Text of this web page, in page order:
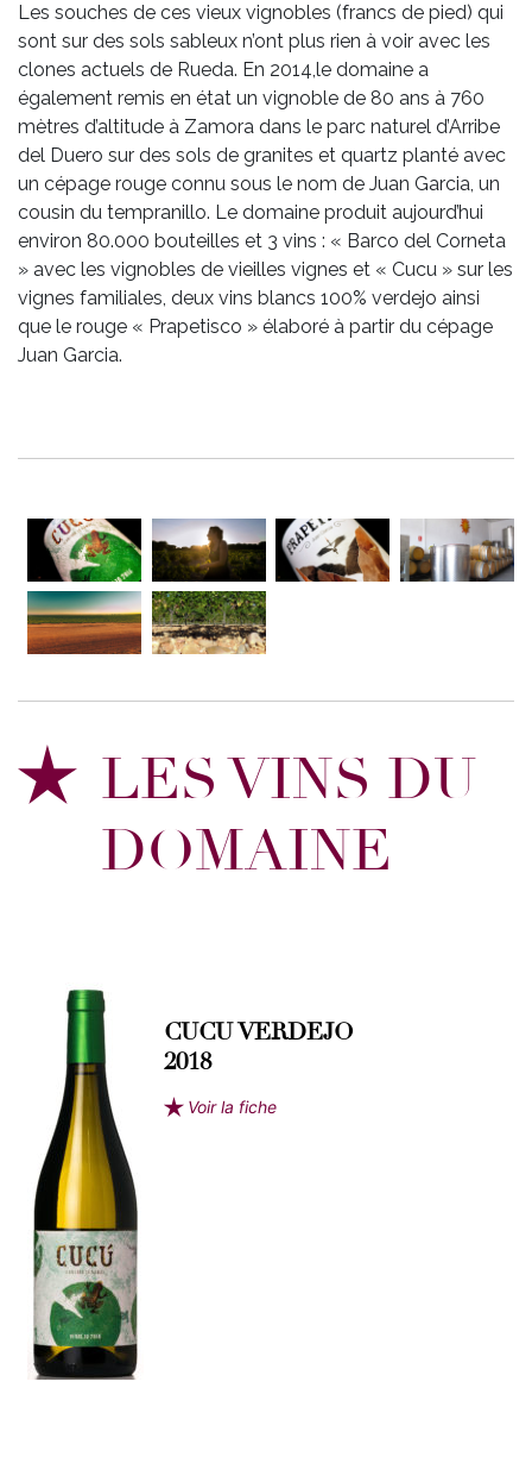
Les souches de ces vieux vignobles (francs de pied) qui
sont sur des sols sableux n’ont plus rien à voir avec les
clones actuels de Rueda. En 2014,le domaine a
également remis en état un vignoble de 80 ans à 760
mètres d’altitude à Zamora dans le parc naturel d’Arribe
del Duero sur des sols de granites et quartz planté avec
un cépage rouge connu sous le nom de Juan Garcia, un
cousin du tempranillo. Le domaine produit aujourd’hui
environ 80.000 bouteilles et 3 vins : « Barco del Corneta
» avec les vignobles de vieilles vignes et « Cucu » sur les
vignes familiales, deux vins blancs 100% verdejo ainsi
que le rouge « Prapetisco » élaboré à partir du cépage
Juan Garcia.
LES VINS DU
DOMAINE
CUCU VERDEJO
2018
Voir la fiche